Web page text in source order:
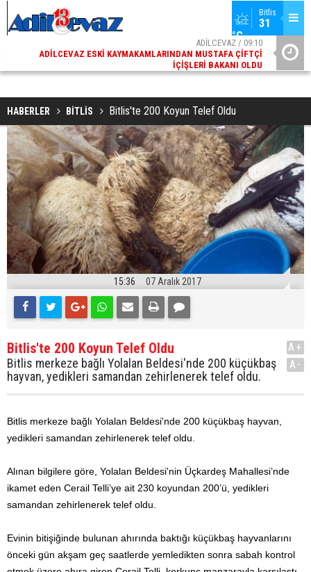
Bitlis
31
°C
ADİLCEVAZ / 09:10
ADILCEVAZ ESKI KAYMAKAMLARINDAN MUSTAFA ÇIFTÇI
İÇIŞLERI BAKANI OLDU
HABERLER BİTLİS Bitlis'te 200 Koyun Telef Oldu
15:36 07 Aralık 2017
Bitlis'te 200 Koyun Telef Oldu
Bitlis merkeze bağlı Yolalan Beldesi'nde 200 küçükbaş
hayvan, yedikleri samandan zehirlenerek telef oldu.
A+
A-
Bitlis merkeze bağlı Yolalan Beldesi'nde 200 küçükbaş hayvan,
yedikleri samandan zehirlenerek telef oldu.
Alınan bilgilere göre, Yolalan Beldesi'nin Üçkardeş Mahallesi’nde
ikamet eden Cerail Telli’ye ait 230 koyundan 200’ü, yedikleri
samandan zehirlenerek telef oldu.
Evinin bitişiğinde bulunan ahırında baktığı küçükbaş hayvanlarını
önceki gün akşam geç saatlerde yemledikten sonra sabah kontrol